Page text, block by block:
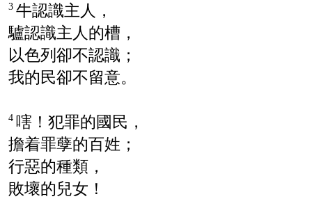
3 牛認識主人，
驢認識主人的槽，
以色列 卻不認識；
我的民卻不留意。
4 嗐！犯罪的國民，
擔着罪孽的百姓；
行惡的種類，
敗壞的兒女！